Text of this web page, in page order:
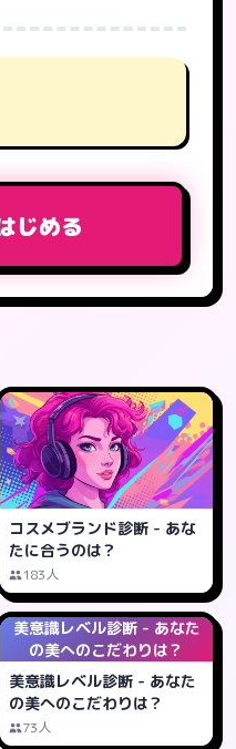
じめる
コスメブランド診断 - あな
たに合うのは？
183人
美意識レベル診断 - あなた
の美へのこだわりは？
美意識レベル診断 - あなた
の美へのこだわりは？
73人